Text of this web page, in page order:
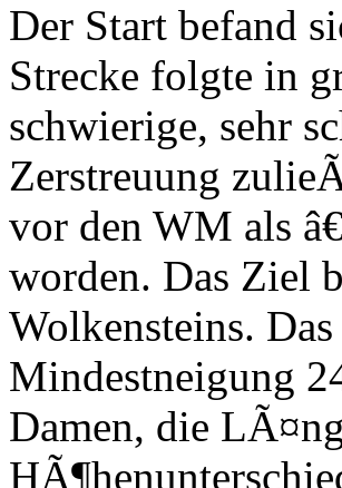
Der Start befand
Strecke folgte in
schwierige, sehr
Zerstreuung
vor den WM als
worden. Das Ziel
Wolkensteins.
Mindestneigung
Damen, die